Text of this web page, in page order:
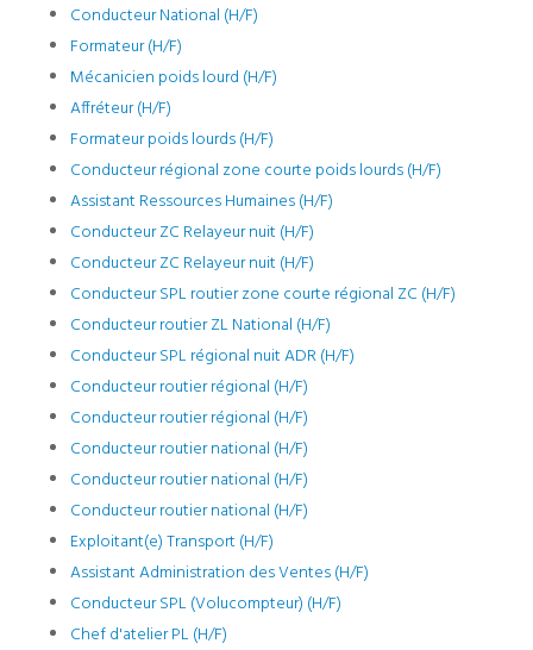
Conducteur National (H/F)
Formateur (H/F)
Mécanicien poids lourd (H/F)
Affréteur (H/F)
Formateur poids lourds (H/F)
Conducteur régional zone courte poids lourds (H/F)
Assistant Ressources Humaines (H/F)
Conducteur ZC Relayeur nuit (H/F)
Conducteur ZC Relayeur nuit (H/F)
Conducteur SPL routier zone courte régional ZC (H/F)
Conducteur routier ZL National (H/F)
Conducteur SPL régional nuit ADR (H/F)
Conducteur routier régional (H/F)
Conducteur routier régional (H/F)
Conducteur routier national (H/F)
Conducteur routier national (H/F)
Conducteur routier national (H/F)
Exploitant(e) Transport (H/F)
Assistant Administration des Ventes (H/F)
Conducteur SPL (Volucompteur) (H/F)
Chef d'atelier PL (H/F)